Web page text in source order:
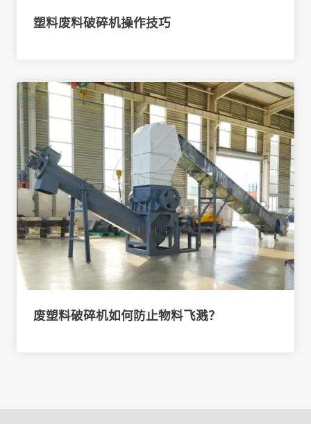
塑料废料破碎机操作技巧
废塑料破碎机如何防止物料飞溅？